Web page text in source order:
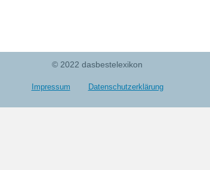
© 2022 dasbestelexikon
Impressum Datenschutzerklärung